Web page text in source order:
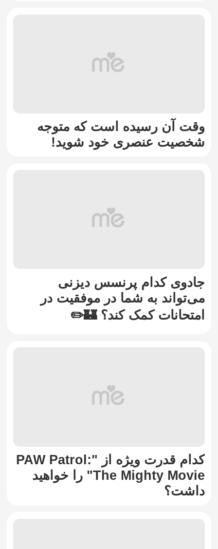
وقت آن رسیده است که متوجه
شخصیت عنصری خود شوید!
جادوی کدام پرنسس دیزنی
می‌تواند به شما در موفقیت در
امتحانات کمک کند؟ 🏰✏️
کدام قدرت ویژه از "PAW Patrol:
The Mighty Movie" را خواهید
داشت؟